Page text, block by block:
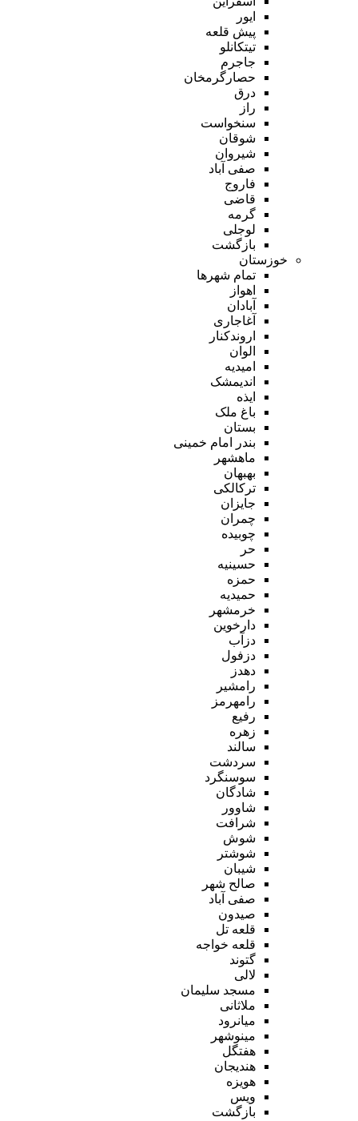
ایور
پیش قلعه
تیتکانلو
جاجرم
حصارگرمخان
درق
راز
سنخواست
شوقان
شیروان
صفی آباد
فاروج
قاضی
گرمه
لوجلی
بازگشت
خوزستان
تمام شهر‌ها
اهواز
آبادان
آغاجاری
اروندکنار
الوان
امیدیه
اندیمشک
ایذه
باغ ملک
بستان
بندر امام خمینی
ماهشهر
بهبهان
ترکالکی
جایزان
چمران
چوبیده
حر
حسینیه
حمزه
حمیدیه
خرمشهر
دارخوین
دزآب
دزفول
دهدز
رامشیر
رامهرمز
رفیع
زهره
سالند
سردشت
سوسنگرد
شادگان
شاوور
شرافت
شوش
شوشتر
شیبان
صالح شهر
صفی آباد
صیدون
قلعه تل
قلعه خواجه
گتوند
لالی
مسجد سلیمان
ملاثانی
میانرود
مینوشهر
هفتگل
هندیجان
هویزه
ویس
بازگشت